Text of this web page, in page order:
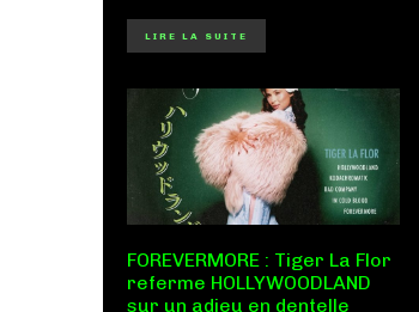
LIRE LA SUITE
FOREVERMORE : Tiger La Flor
referme HOLLYWOODLAND
sur un adieu en dentelle